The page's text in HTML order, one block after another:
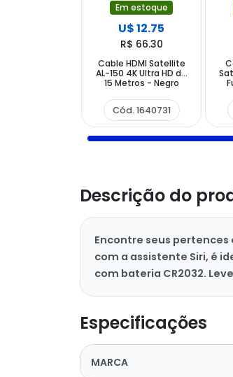
Em estoque
U$ 12.75
R$ 66.30
Cable HDMI Satellite
AL-150 4K Ultra HD de
15 Metros - Negro
Cód. 1640731
Descrição do
Encontre seus pertences
com a assistente Siri, é
com bateria CR2032.
Especificações
MARCA